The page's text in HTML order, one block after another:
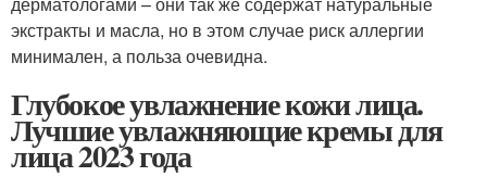
экстракты и масла, но в этом случае риск аллергии
минимален, а польза очевидна.
Глубокое увлажнение кожи лица.
Лучшие увлажняющие кремы для
лица 2023 года